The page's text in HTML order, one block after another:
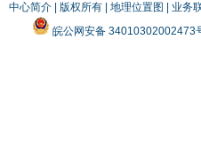
中心简介| 版权所有| 地理位置图
业务
皖公网安备 34010302002473